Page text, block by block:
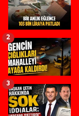
2
3